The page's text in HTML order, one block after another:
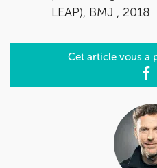
LEAP), BMJ , 2018
Cet article vous a